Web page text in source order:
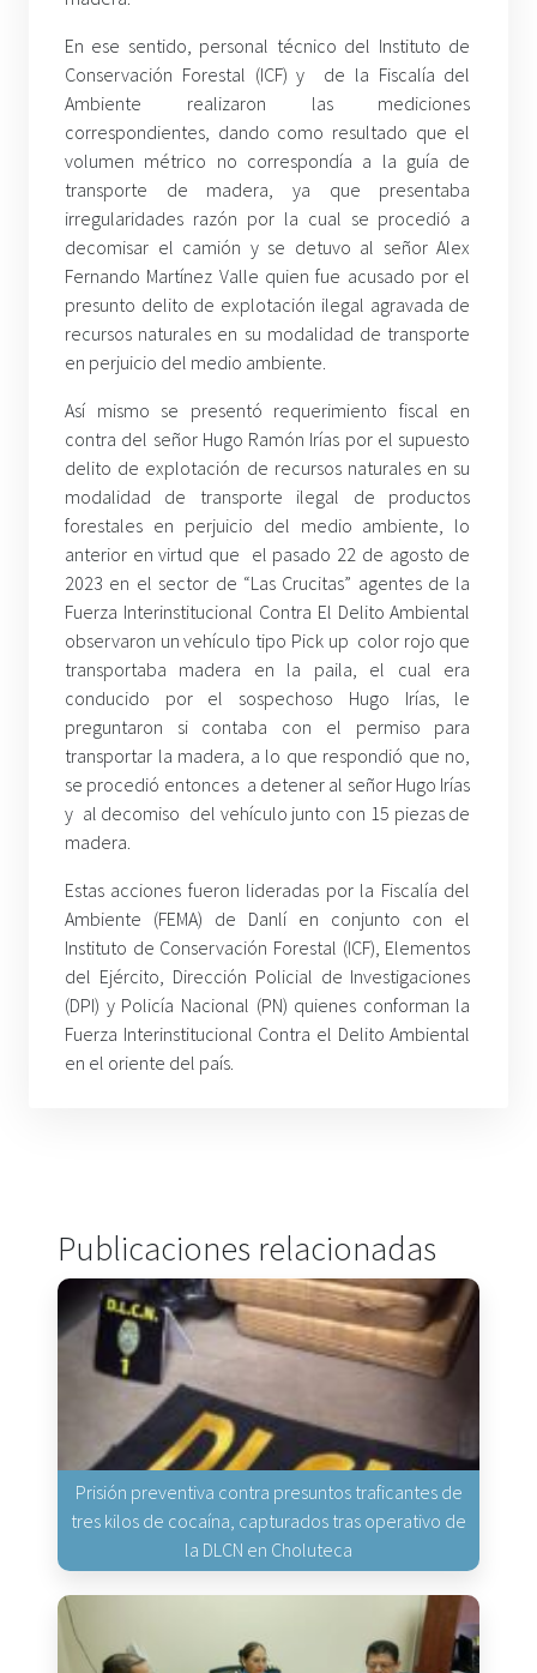
En ese sentido, personal técnico del Instituto de
Conservación Forestal (ICF) y de la Fiscalía del
Ambiente realizaron las mediciones
correspondientes, dando como resultado que el
volumen métrico no correspondía a la guía de
transporte de madera, ya que presentaba
irregularidades razón por la cual se procedió a
decomisar el camión y se detuvo al señor Alex
Fernando Martínez Valle quien fue acusado por el
presunto delito de explotación ilegal agravada de
recursos naturales en su modalidad de transporte
en perjuicio del medio ambiente.
Así mismo se presentó requerimiento fiscal en
contra del señor Hugo Ramón Irías por el supuesto
delito de explotación de recursos naturales en su
modalidad de transporte ilegal de productos
forestales en perjuicio del medio ambiente, lo
anterior en virtud que el pasado 22 de agosto de
2023 en el sector de “Las Crucitas” agentes de la
Fuerza Interinstitucional Contra El Delito Ambiental
observaron un vehículo tipo Pick up color rojo que
transportaba madera en la paila, el cual era
conducido por el sospechoso Hugo Irías, le
preguntaron si contaba con el permiso para
transportar la madera, a lo que respondió que no,
se procedió entonces a detener al señor Hugo Irías
y al decomiso del vehículo junto con 15 piezas de
madera.
Estas acciones fueron lideradas por la Fiscalía del
Ambiente (FEMA) de Danlí en conjunto con el
Instituto de Conservación Forestal (ICF), Elementos
del Ejército, Dirección Policial de Investigaciones
(DPI) y Policía Nacional (PN) quienes conforman la
Fuerza Interinstitucional Contra el Delito Ambiental
en el oriente del país.
Publicaciones relacionadas
Prisión preventiva contra presuntos traficantes de
tres kilos de cocaína, capturados tras operativo de
la DLCN en Choluteca